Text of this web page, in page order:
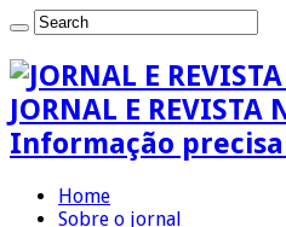
JORNAL E REVISTA
Informação
Home
Sobre o jornal